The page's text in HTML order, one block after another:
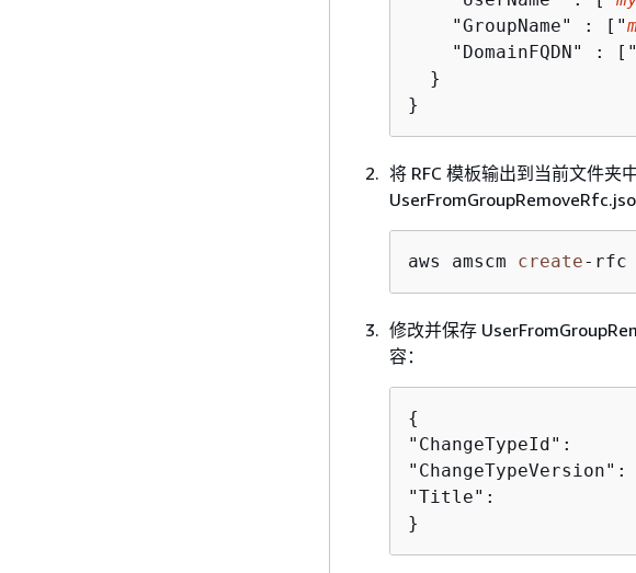
    "GroupName" : ["
    "DomainFQDN" : ["
  }
}
将 RFC 模板输出到当前文件夹
aws amscm create- rfc
修改并保存
容：
{
"ChangeTypeId":
"Title":
}